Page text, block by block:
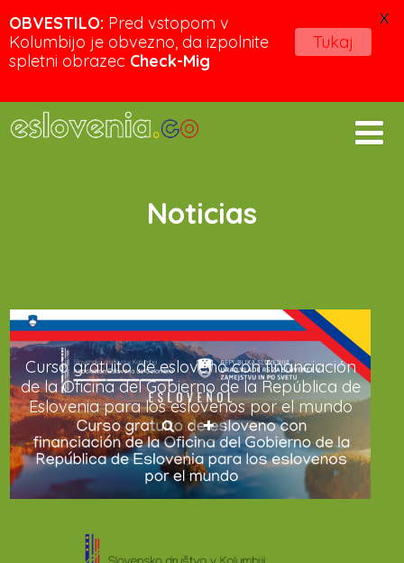
Noticias
Curso gratuito de esloveno con financiación
de la Oficina del Gobierno de la República de
Eslovenia para los eslovenos por el mundo
OBVESTILO: Pred vstopom v
Kolumbijo je obvezno, da izpolnite
spletni obrazec Check-Mig
Tukaj
X